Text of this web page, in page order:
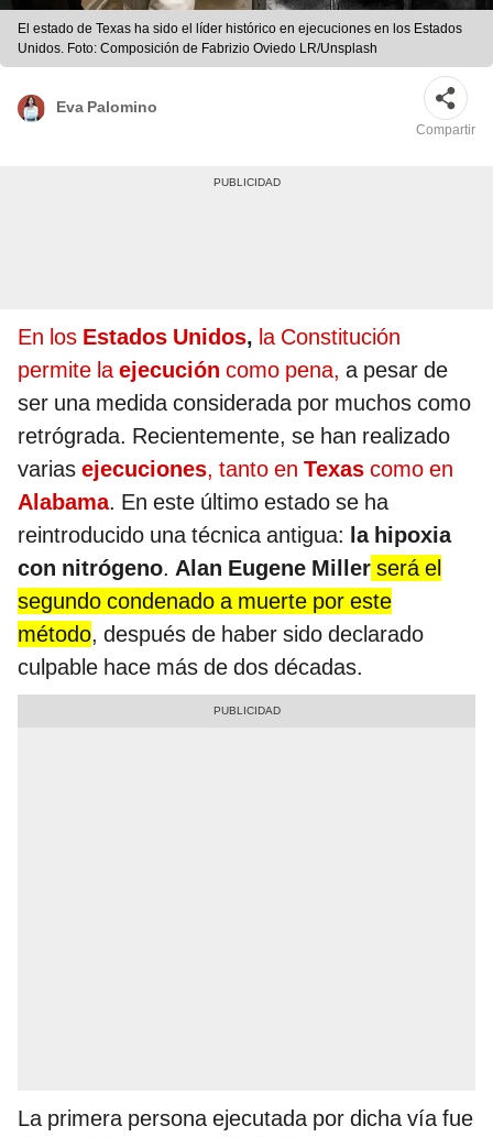
El estado de Texas ha sido el líder histórico en ejecuciones en los Estados
Unidos. Foto: Composición de Fabrizio Oviedo LR/Unsplash
Eva Palomino
Compartir
En los Estados Unidos, la Constitución
permite laejecución como pena, a pesar de
ser una medida considerada por muchos como
retrógrada. Recientemente, se han realizado
varias ejecuciones, tanto en Texas como en
Alabama. En este último estado se ha
reintroducido una técnica antigua: la hipoxia
con nitrógeno. Alan Eugene Miller será el
segundo condenado a muerte por este
método, después de haber sido declarado
culpable hace más de dos décadas.
La primera persona ejecutada por dicha vía fue